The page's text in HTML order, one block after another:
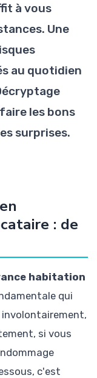
à vous
Une
au quotidien
les bons
surprises.
: de
habitation
qui
involontairement,
si vous
c'est